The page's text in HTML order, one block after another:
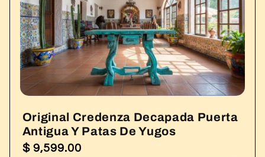
Original Credenza Decapada Puerta
Antigua Y Patas De Yugos
Precio
habitual
$ 9,599.00